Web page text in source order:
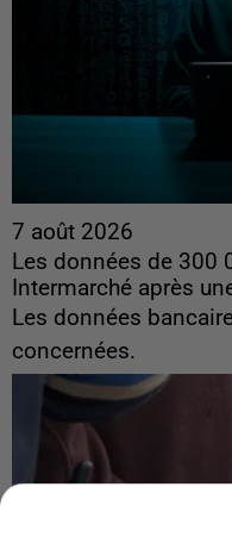
7 août 2026
Les données de 300
Intermarché après
Les données
concernées.